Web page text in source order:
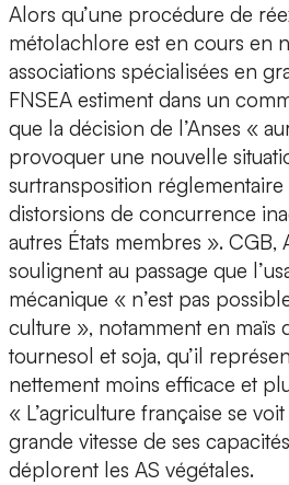
Alors qu’une procédure de
métolachlore est en cours en
associations spécialisées en
FNSEA estiment dans un
que la décision de l’Anses «
provoquer une nouvelle
surtransposition
distorsions de concurrence
autres États membres ». CGB,
soulignent au passage que
mécanique « n’est pas
culture », notamment en maïs
tournesol et soja, qu’il
nettement moins efficace et
« L’agriculture française se
grande vitesse de ses
déplorent les AS végétales.